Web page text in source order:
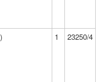
1 23250/4